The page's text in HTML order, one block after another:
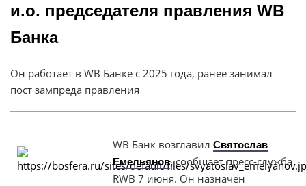
и.о. председателя правления WB
Банка
Он работает в WB Банке с 2025 года, ранее занимал
пост зампреда правления
WB Банк возглавил Святослав
Емельянов,сообщает пресс-служба
RWB 7 июня. Он назначен